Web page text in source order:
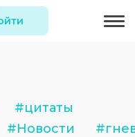
#цитаты
#Новости